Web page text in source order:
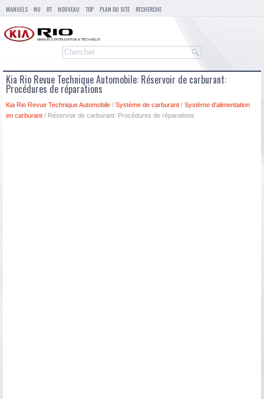
MANUELS NU RT NOUVEAU TOP PLAN DU SITE RECHERCHE
Kia Rio Revue Technique Automobile: Réservoir de carburant:
Procédures de réparations
Kia Rio Revue Technique Automobile / Système de carburant / Système d′alimentation
en carburant / Réservoir de carburant: Procédures de réparations